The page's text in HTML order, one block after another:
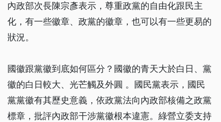
內政部次長陳宗彥表示，尊重政黨的自由化跟民主
化，有一些徽章、政黨的徽章，也可以有一些更易的
狀況。
國徽跟黨徽到底如何區分？國徽的青天大於白日、黨
徽的白日較大、光芒觸及外圓 。國民黨表示，國民
黨黨徽有其歷史意義，依政黨法向內政部核備之政黨
標章，批評內政部干涉黨徽根本違憲。綠營立委支持